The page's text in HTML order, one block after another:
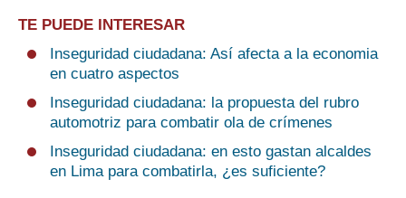
TE PUEDE INTERESAR
Inseguridad ciudadana: Así afecta a la economia
en cuatro aspectos
Inseguridad ciudadana: la propuesta del rubro
automotriz para combatir ola de crímenes
Inseguridad ciudadana: en esto gastan alcaldes
en Lima para combatirla, ¿es suficiente?